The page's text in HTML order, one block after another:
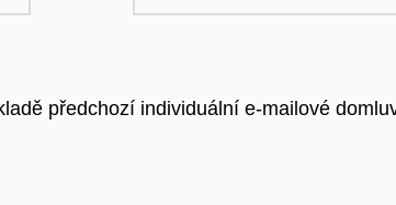
předchozí individuální e-mailové